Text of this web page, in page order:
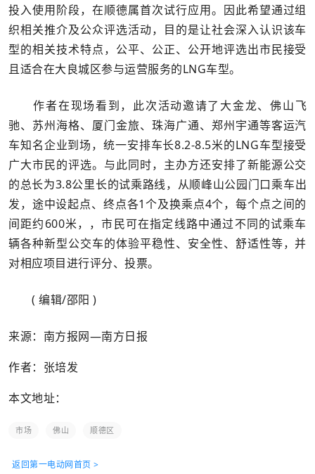
投入使用阶段，在顺德属首次试行应用。因此希望通过组
织相关推介及公众评选活动，目的是让社会深入认识该车
型的相关技术特点，公平、公正、公开地评选出市民接受
且适合在大良城区参与运营服务的LNG车型。
作者在现场看到，此次活动邀请了大金龙、佛山飞
驰、苏州海格、厦门金旅、珠海广通、郑州宇通等客运汽
车知名企业到场，统一安排车长8.2-8.5米的LNG车型接受
广大市民的评选。与此同时，主办方还安排了新能源公交
的总长为3.8公里长的试乘路线，从顺峰山公园门口乘车出
发，途中设起点、终点各1个及换乘点4个，每个点之间的
间距约600米，，市民可在指定线路中通过不同的试乘车
辆各种新型公交车的体验平稳性、安全性、舒适性等，并
对相应项目进行评分、投票。
( 编辑/邵阳 )
来源：南方报网—南方日报
作者：张培发
本文地址：
市场 佛山 顺德区
返回第一电动网首页 >